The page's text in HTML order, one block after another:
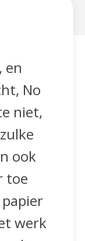
en
No
niet,
ook
toe
werk